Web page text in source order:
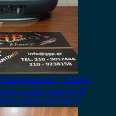
– Γαλάζιο
εμπρός αριστερό Ε